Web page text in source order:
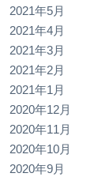
2021年5月
2021年4月
2021年3月
2021年2月
2021年1月
2020年12月
2020年11月
2020年10月
2020年9月